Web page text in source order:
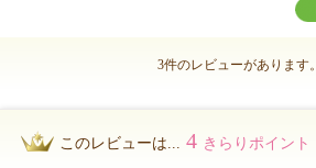
3件のレビューがあります。
このレビューは... 4 きらりポイント